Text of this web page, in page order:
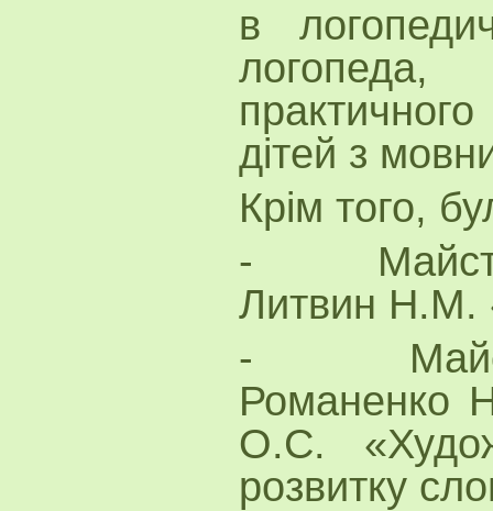
в
дітей з
Крім того,
- Майстер
Литвин Н.М.
-
Романенко
О.С.
розвитку